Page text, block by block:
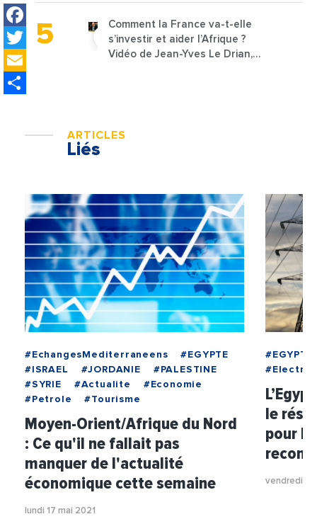
Facebook
Twitter
Comment la France va-t-elle
s’investir et aider l’Afrique ?
Vidéo de Jean-Yves Le Drian,
ARTICLES
Liés
#EchangesMediterraneens
#EGYPTE
#ISRAEL
#JORDANIE
#PALESTINE
#SYRIE
#Actualite
#Economie
#Petrole
#Tourisme
Moyen-Orient/Afrique du Nord
: Ce qu'il ne fallait pas
manquer de l'actualité
économique cette semaine
lundi 17 mai 2021
#EGYPTE
le
pour
vendredi 14